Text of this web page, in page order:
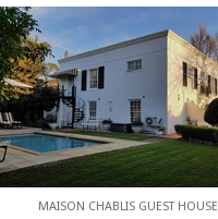
MAISON CHABLIS GUEST HOUSE